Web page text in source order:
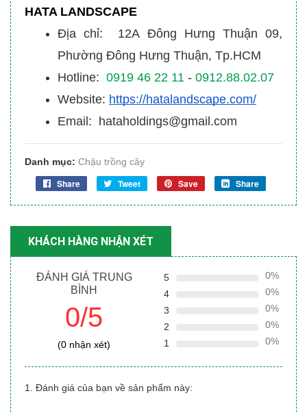
HATA LANDSCAPE
Địa chỉ: 12A Đông Hưng Thuận 09,
Phường Đông Hưng Thuận, Tp.HCM
Hotline: 0919 46 22 11 - 0912.88.02.07
Website: https://hatalandscape.com/
Email: hataholdings@gmail.com
Danh mục: Chậu trồng cây
Share Tweet Save Share
KHÁCH HÀNG NHẬN XÉT
ĐÁNH GIÁ TRUNG
BÌNH
0/5
(0 nhận xét)
5
0%
4
0%
3
0%
2
0%
1
0%
1. Đánh giá của bạn về sản phẩm này: